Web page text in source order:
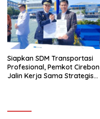
Siapkan SDM Transportasi
Profesional, Pemkot Cirebon
Jalin Kerja Sama Strategis